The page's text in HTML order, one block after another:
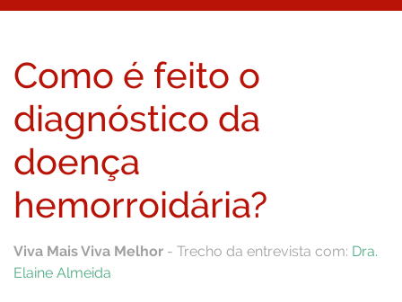
Como é feito o
diagnóstico da
doença
hemorroidária?
Viva Mais Viva Melhor - Trecho da entrevista com: Dra.
Elaine Almeida